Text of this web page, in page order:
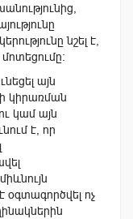
նշել է,
այն
կիրառման
կամ այն
է, որ
ոչ